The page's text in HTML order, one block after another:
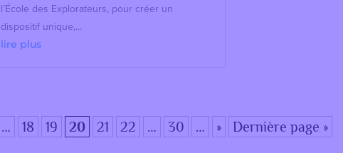
l’École des Explorateurs, pour créer un
dispositif unique,...
lire plus
… 18 19 20 21 22 … 30 … » Dernière page »